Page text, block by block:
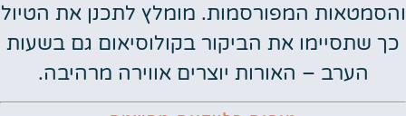
והסמטאות המפורסמות. מומלץ לתכנן את הטיול
כך שתסיימו את הביקור בקולוסיאום גם בשעות
הערב – האורות יוצרים אווירה מרהיבה.